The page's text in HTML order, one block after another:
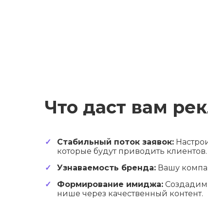
Что даст вам
Стабильный поток заявок:
которые будут приводить клиентов.
Узнаваемость бренда: Вашу
Формирование имиджа: Создадим
нише через качественный контент.